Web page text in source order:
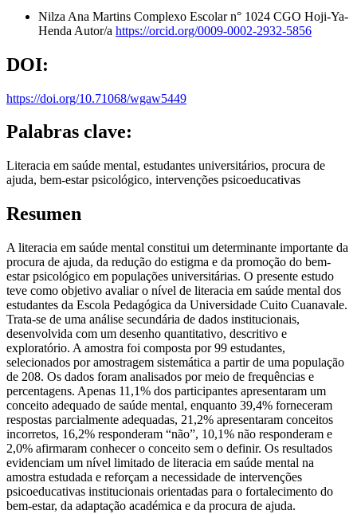
Nilza Ana Martins Complexo Escolar n° 1024 CGO Hoji-Ya-
Henda Autor/a https://orcid.org/0009-0002-2932-5856
DOI:
https://doi.org/10.71068/wgaw5449
Palabras clave:
Literacia em saúde mental, estudantes universitários, procura de
ajuda, bem-estar psicológico, intervenções psicoeducativas
Resumen
A literacia em saúde mental constitui um determinante importante da
procura de ajuda, da redução do estigma e da promoção do bem-
estar psicológico em populações universitárias. O presente estudo
teve como objetivo avaliar o nível de literacia em saúde mental dos
estudantes da Escola Pedagógica da Universidade Cuito Cuanavale.
Trata-se de uma análise secundária de dados institucionais,
desenvolvida com um desenho quantitativo, descritivo e
exploratório. A amostra foi composta por 99 estudantes,
selecionados por amostragem sistemática a partir de uma população
de 208. Os dados foram analisados por meio de frequências e
percentagens. Apenas 11,1% dos participantes apresentaram um
conceito adequado de saúde mental, enquanto 39,4% forneceram
respostas parcialmente adequadas, 21,2% apresentaram conceitos
incorretos, 16,2% responderam “não”, 10,1% não responderam e
2,0% afirmaram conhecer o conceito sem o definir. Os resultados
evidenciam um nível limitado de literacia em saúde mental na
amostra estudada e reforçam a necessidade de intervenções
psicoeducativas institucionais orientadas para o fortalecimento do
bem-estar, da adaptação académica e da procura de ajuda.